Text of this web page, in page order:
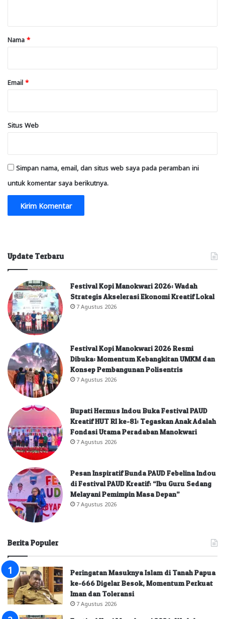
rNama *
Email *
Situs Web
Simpan nama, email, dan situs web saya pada peramban ini
untuk komentar saya berikutnya.
Update Terbaru
Festival Kopi Manokwari 2026: Wadah
Strategis Akselerasi Ekonomi Kreatif Lokal
7 Agustus 2026
Festival Kopi Manokwari 2026 Resmi
Dibuka: Momentum Kebangkitan UMKM dan
Konsep Pembangunan Polisentris
7 Agustus 2026
Bupati Hermus Indou Buka Festival PAUD
Kreatif HUT RI ke-81: Tegaskan Anak Adalah
Fondasi Utama Peradaban Manokwari
7 Agustus 2026
Pesan Inspiratif Bunda PAUD Febelina Indou
di Festival PAUD Kreatif: “Ibu Guru Sedang
Melayani Pemimpin Masa Depan”
7 Agustus 2026
Berita Populer
Peringatan Masuknya Islam di Tanah Papua
ke-666 Digelar Besok, Momentum Perkuat
Iman dan Toleransi
7 Agustus 2026